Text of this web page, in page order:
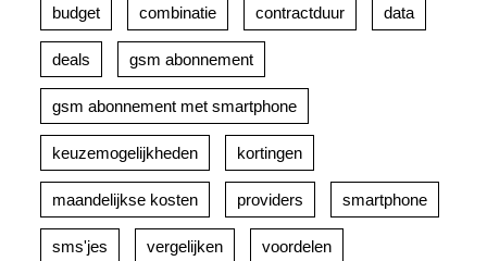
budget combinatie contractduur data
deals gsm abonnement
gsm abonnement met smartphone
keuzemogelijkheden kortingen
maandelijkse kosten providers smartphone
sms'jes vergelijken voordelen